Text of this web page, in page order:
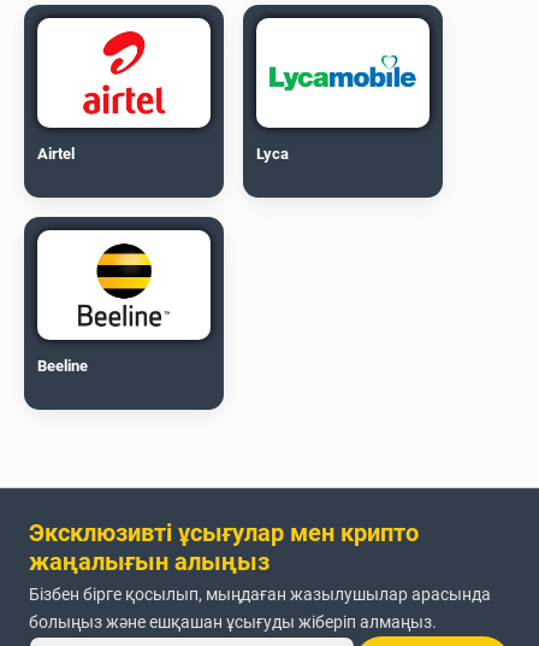
Airtel Lyca
Beeline
Эксклюзивті ұсығулар мен крипто
жаңалығын алыңыз
Бізбен бірге қосылып, мыңдаған жазылушылар арасында
болыңыз және ешқашан ұсығуды жіберіп алмаңыз.